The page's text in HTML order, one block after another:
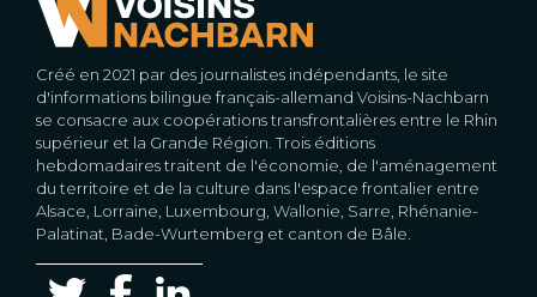
Créé en 2021 par des journalistes indépendants, le site
d'informations bilingue français-allemand Voisins-Nachbarn
se consacre aux coopérations transfrontalières entre le Rhin
supérieur et la Grande Région. Trois éditions
hebdomadaires traitent de l'économie, de l'aménagement
du territoire et de la culture dans l'espace frontalier entre
Alsace, Lorraine, Luxembourg, Wallonie, Sarre, Rhénanie-
Palatinat, Bade-Wurtemberg et canton de Bâle.